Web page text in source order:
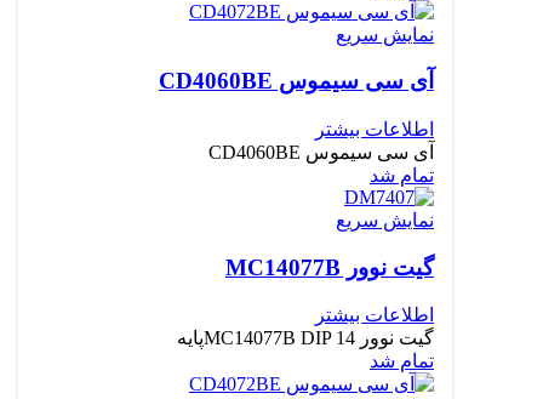
نمایش سریع
آی سی سیموس CD4060BE
اطلاعات بیشتر
آی سی سیموس CD4060BE
تمام شد
نمایش سریع
گیت نوور MC14077B
اطلاعات بیشتر
گیت نوور MC14077B DIP 14پایه
تمام شد